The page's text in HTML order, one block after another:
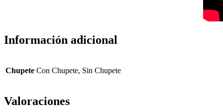
Información adicional
Chupete Con Chupete, Sin Chupete
Valoraciones